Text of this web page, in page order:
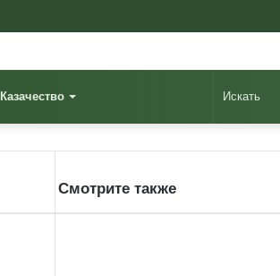
Казачество
Смотрите также